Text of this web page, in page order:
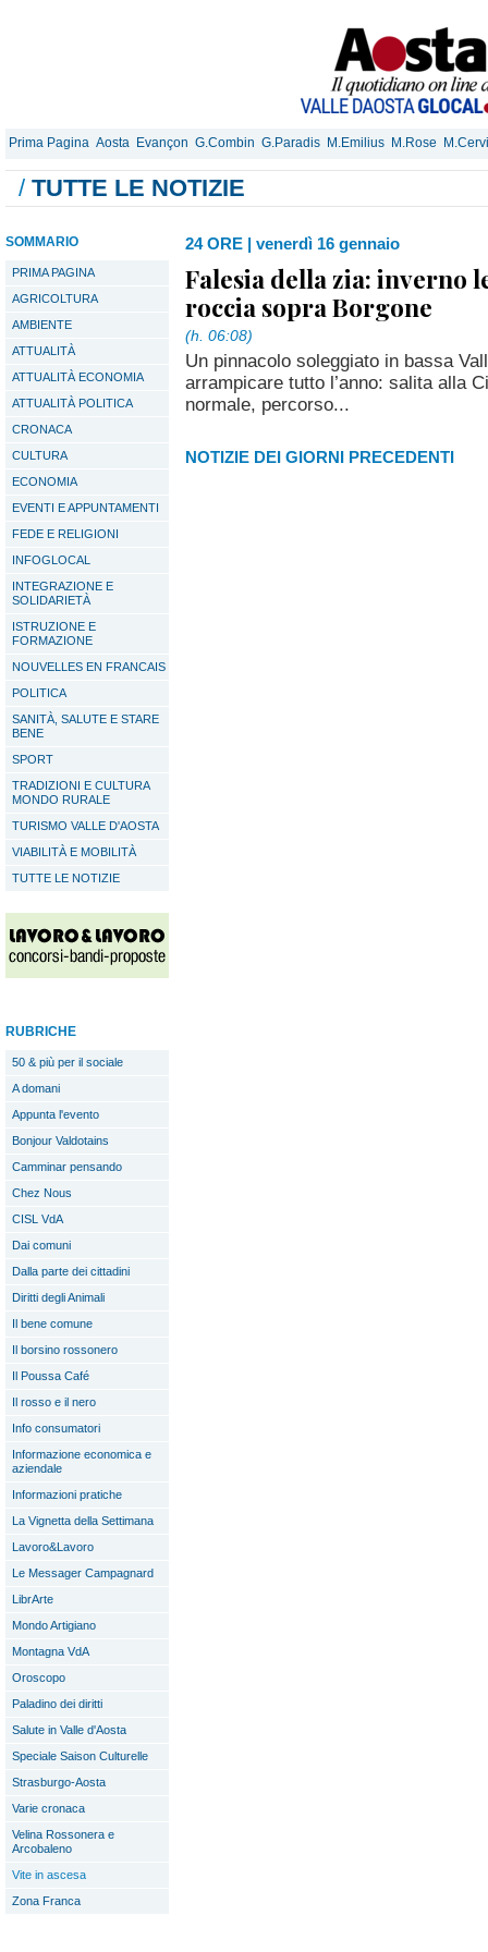
Prima Pagina Aosta Evançon G.Combin G.Paradis M.Emilius M.Rose
/ TUTTE LE NOTIZIE
SOMMARIO
PRIMA PAGINA
AGRICOLTURA
AMBIENTE
ATTUALITÀ
ATTUALITÀ ECONOMIA
ATTUALITÀ POLITICA
CRONACA
CULTURA
ECONOMIA
EVENTI E APPUNTAMENTI
FEDE E RELIGIONI
INFOGLOCAL
INTEGRAZIONE E
SOLIDARIETÀ
ISTRUZIONE E
FORMAZIONE
NOUVELLES EN FRANCAIS
POLITICA
SANITÀ, SALUTE E STARE
BENE
SPORT
TRADIZIONI E CULTURA
MONDO RURALE
TURISMO VALLE D'AOSTA
VIABILITÀ E MOBILITÀ
TUTTE LE NOTIZIE
RUBRICHE
50 & più per il sociale
A domani
Appunta l'evento
Bonjour Valdotains
Camminar pensando
Chez Nous
CISL VdA
Dai comuni
Dalla parte dei cittadini
Diritti degli Animali
Il bene comune
Il borsino rossonero
Il Poussa Café
Il rosso e il nero
Info consumatori
Informazione economica e
aziendale
Informazioni pratiche
La Vignetta della Settimana
Lavoro&Lavoro
Le Messager Campagnard
LibrArte
Mondo Artigiano
Montagna VdA
Oroscopo
Paladino dei diritti
Salute in Valle d'Aosta
Speciale Saison Culturelle
Strasburgo-Aosta
Varie cronaca
Velina Rossonera e
Arcobaleno
Vite in ascesa
Zona Franca
24 ORE | venerdì 16 gennaio
Falesia della zia: inverno
roccia sopra Borgone
(h. 06:08)
Un pinnacolo soleggiato in bassa
arrampicare tutto l’anno: salita alla
normale, percorso...
NOTIZIE DEI GIORNI PRECEDENTI